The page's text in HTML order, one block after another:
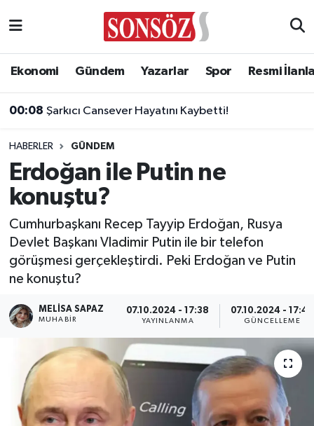
Ekonomi Gündem Yazarlar Spor Resmi
00:08 Şarkıcı Cansever Hayatını Kaybetti!
HABERLER GÜNDEM
Erdoğan ile Putin ne
konuştu?
Cumhurbaşkanı Recep Tayyip Erdoğan, Rusya
Devlet Başkanı Vladimir Putin ile bir telefon
görüşmesi gerçekleştirdi. Peki Erdoğan ve Putin
ne konuştu?
MELISA SAPAZ
MUHABIR
07.10.2024 - 17:38
YAYINLANMA
07.10.2024 - 17:47
GÜNCELLEME
Asayiş
Biyografi
Çevre
Diğer
Dünya
Eğitim
Ekonomi
Eleman
Emlak
Ankara Nöbetçi Eczaneler
Ankara Trafik Yoğunluk Haritası
Süper Lig Puan Durumu ve Fikstür
Tüm Manşetler
Son Dakika Haberleri
Haber Arşivi